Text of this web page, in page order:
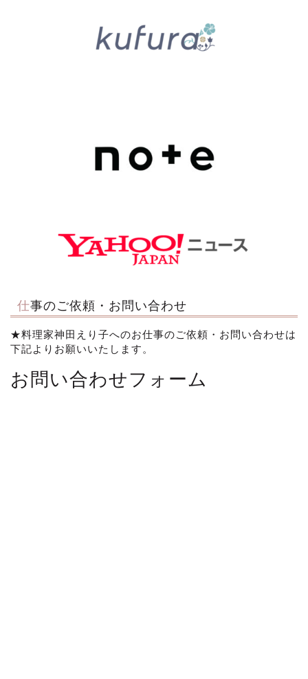
仕事のご依頼・お問い合わせ
★料理家神田えり子へのお仕事のご依頼・お問い合わせは
下記よりお願いいたします。
お問い合わせフォーム